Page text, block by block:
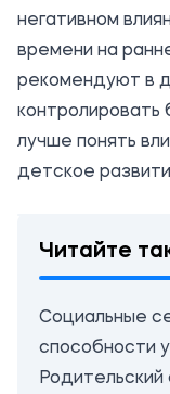
негативном
времени на
рекомендуют в
лучше понять
детское
Читайте
Социальные
способности